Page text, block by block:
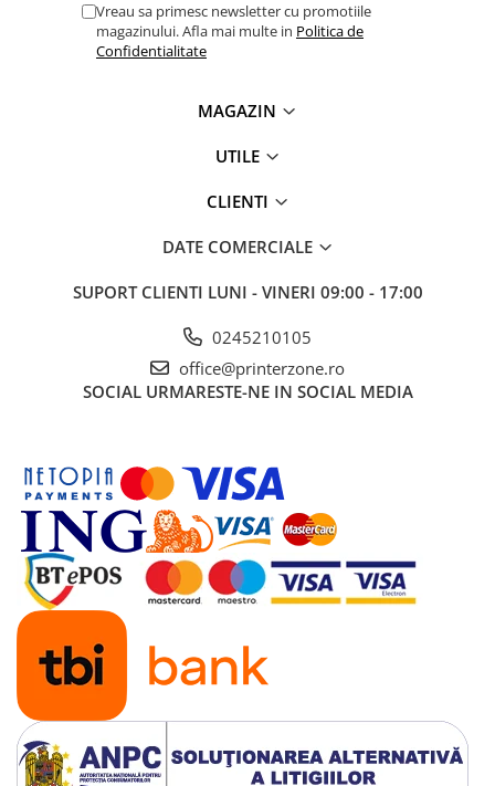
Vreau sa primesc newsletter cu promotiile
magazinului. Afla mai multe in Politica de
Confidentialitate
MAGAZIN
UTILE
CLIENTI
DATE COMERCIALE
SUPORT CLIENTI LUNI - VINERI 09:00 - 17:00
0245210105
office@printerzone.ro
SOCIAL URMARESTE-NE IN SOCIAL MEDIA